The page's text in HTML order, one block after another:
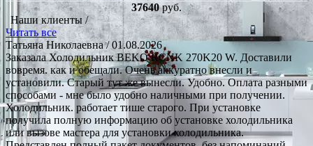
37640руб.
Наши клиенты /
Читать все
Татьяна Николаевна/ 01.08.2026
Заказала Холодильник BEKO RCNK 270K20 W. Доставили
вовремя. как и обещали. Очень аккуратно внесли и
установили. Старый тут же вынесли. Удобно. Оплата разными
способами - мне было удобно наличными при получении.
Холодильник. работает тише старого. При установке
получила полную информацию об установке холодильника
или вызове мастера для установки холодильника.